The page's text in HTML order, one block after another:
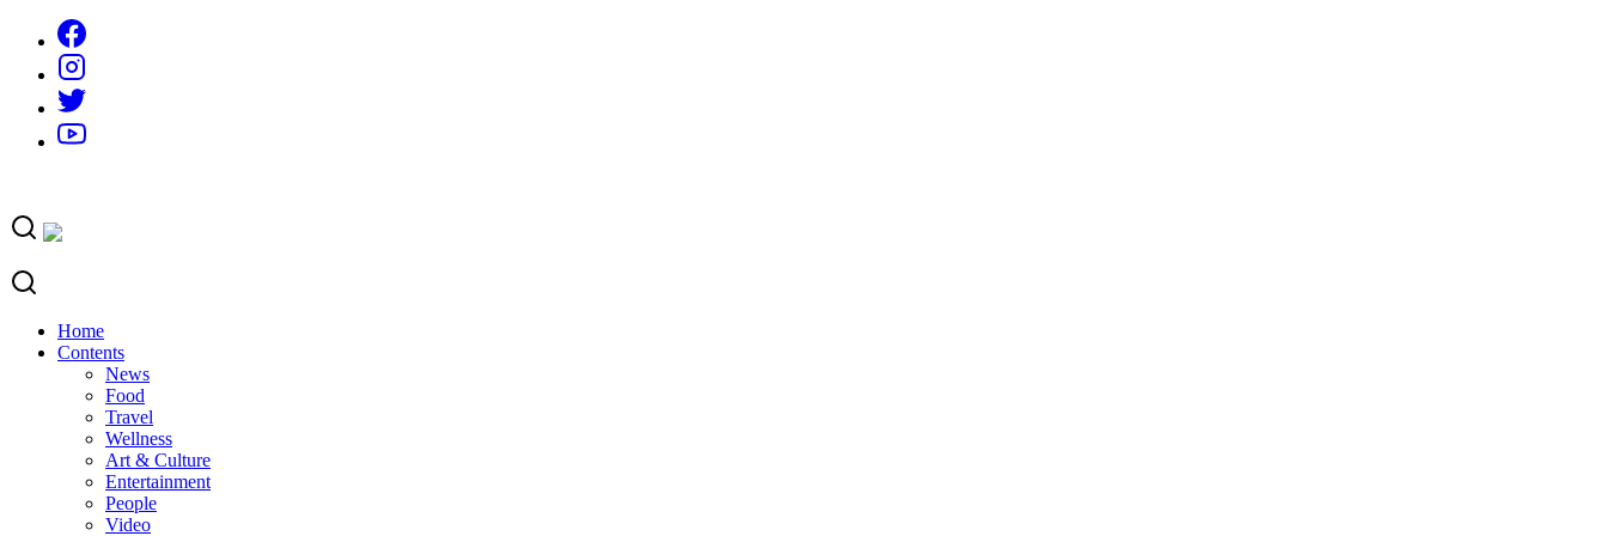
content
Home
Contents
News
Food
Travel
Wellness
Art & Culture
Entertainment
People
Video